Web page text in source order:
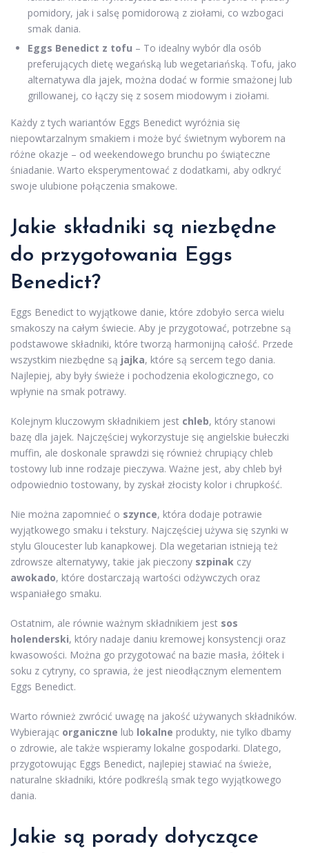
pomidory, jak i salsę pomidorową z ziołami, co wzbogaci
smak dania.
Eggs Benedict z tofu – To idealny wybór dla osób
preferujących dietę wegańską lub wegetariańską. Tofu, jako
alternatywa dla jajek, można dodać w formie smażonej lub
grillowanej, co łączy się z sosem miodowym i ziołami.
Każdy z tych wariantów Eggs Benedict wyróżnia się
niepowtarzalnym smakiem i może być świetnym wyborem na
różne okazje – od weekendowego brunchu po świąteczne
śniadanie. Warto eksperymentować z dodatkami, aby odkryć
swoje ulubione połączenia smakowe.
Jakie składniki są niezbędne
do przygotowania Eggs
Benedict?
Eggs Benedict to wyjątkowe danie, które zdobyło serca wielu
smakoszy na całym świecie. Aby je przygotować, potrzebne są
podstawowe składniki, które tworzą harmonijną całość. Przede
wszystkim niezbędne są jajka, które są sercem tego dania.
Najlepiej, aby były świeże i pochodzenia ekologicznego, co
wpłynie na smak potrawy.
Kolejnym kluczowym składnikiem jest chleb, który stanowi
bazę dla jajek. Najczęściej wykorzystuje się angielskie bułeczki
muffin, ale doskonale sprawdzi się również chrupiący chleb
tostowy lub inne rodzaje pieczywa. Ważne jest, aby chleb był
odpowiednio tostowany, by zyskał złocisty kolor i chrupkość.
Nie można zapomnieć o szynce, która dodaje potrawie
wyjątkowego smaku i tekstury. Najczęściej używa się szynki w
stylu Gloucester lub kanapkowej. Dla wegetarian istnieją też
zdrowsze alternatywy, takie jak pieczony szpinak czy
awokado, które dostarczają wartości odżywczych oraz
wspaniałego smaku.
Ostatnim, ale równie ważnym składnikiem jest sos
holenderski, który nadaje daniu kremowej konsystencji oraz
kwasowości. Można go przygotować na bazie masła, żółtek i
soku z cytryny, co sprawia, że jest nieodłącznym elementem
Eggs Benedict.
Warto również zwrócić uwagę na jakość używanych składników.
Wybierając organiczne lub lokalne produkty, nie tylko dbamy
o zdrowie, ale także wspieramy lokalne gospodarki. Dlatego,
przygotowując Eggs Benedict, najlepiej stawiać na świeże,
naturalne składniki, które podkreślą smak tego wyjątkowego
dania.
Jakie są porady dotyczące